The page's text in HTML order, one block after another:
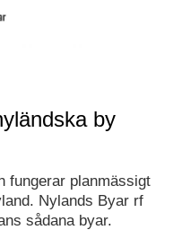
by
fungerar planmässigt
Nylands Byar rf
sådana byar.